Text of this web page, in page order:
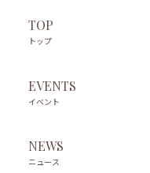
TOP
トップ
EVENTS
イベント
NEWS
ニュース